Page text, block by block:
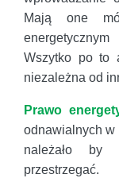
Mają one
Wszytko po to
niezależna od
Prawo
odnawialnych w
należało by
przestrzegać.